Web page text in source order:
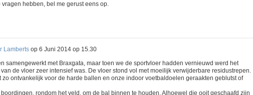
vragen hebben, bel me gerust eens op.
Lamberts op 6 Juni 2014 op 15.30
samengewerkt met Braxgata, maar toen we de sportvloer hadden vernieuwd werd het
de vloer zeer intensief was. De vloer stond vol met moeilijk verwijderbare residustrepen.
zo ontvankelijk voor de harde ballen en onze indoor voetbaldoelen geraakten geblutst of
rondom het veld, om de bal binnen te houden. Alhoewel die ooit geschaafd zijn